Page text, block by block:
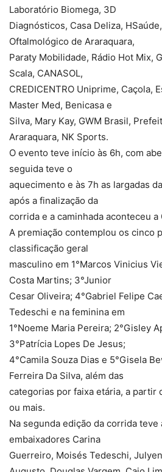
Laboratório Biomega, 3D
Diagnósticos, Casa Deliza,
Oftalmológico de Araraquara,
Paraty Mobilidade, Rádio Hot Mix,
Scala, CANASOL,
CREDICENTRO Uniprime, Caçola,
Master Med, Benicasa e
Silva, Mary Kay, GWM Brasil,
Araraquara, NK Sports.
O evento teve início às 6h, com
seguida teve o
aquecimento e às 7h as largadas
após a finalização da
corrida e a caminhada aconteceu a
A premiação contemplou os cinco
classificação geral
masculino em 1°Marcos Vinicius
Costa Martins; 3°Junior
Cesar Oliveira; 4°Gabriel Felipe
Tedeschi e na feminina em
1°Noeme Maria Pereira; 2°Gisley
3°Patrícia Lopes De Jesus;
4°Camila Souza Dias e 5°Gisela
Ferreira Da Silva, além das
categorias por faixa etária, a partir
ou mais.
Na segunda edição da corrida
embaixadores Carina
Guerreiro, Moisés Tedeschi,